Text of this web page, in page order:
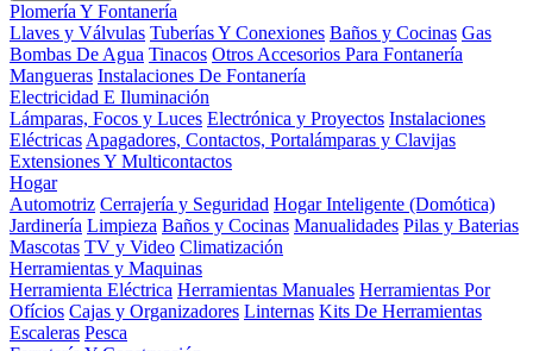
Plomería Y Fontanería
Llaves y Válvulas Tuberías Y Conexiones Baños y Cocinas Gas
Bombas De Agua Tinacos Otros Accesorios Para Fontanería
Mangueras Instalaciones De Fontanería
Electricidad E Iluminación
Lámparas, Focos y Luces Electrónica y Proyectos Instalaciones
Eléctricas Apagadores, Contactos, Portalámparas y Clavijas
Extensiones Y Multicontactos
Hogar
Automotriz Cerrajería y Seguridad Hogar Inteligente (Domótica)
Jardinería Limpieza Baños y Cocinas Manualidades Pilas y Baterias
Mascotas TV y Video Climatización
Herramientas y Maquinas
Herramienta Eléctrica Herramientas Manuales Herramientas Por
Ofícios Cajas y Organizadores Linternas Kits De Herramientas
Escaleras Pesca